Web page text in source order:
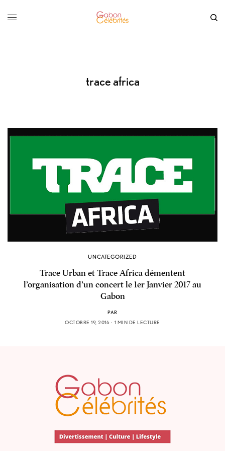
trace africa
UNCATEGORIZED
Trace Urban et Trace Africa démentent
l’organisation d’un concert le 1er Janvier 2017 au
Gabon
PAR
OCTOBRE 19, 2016
1 MIN DE LECTURE